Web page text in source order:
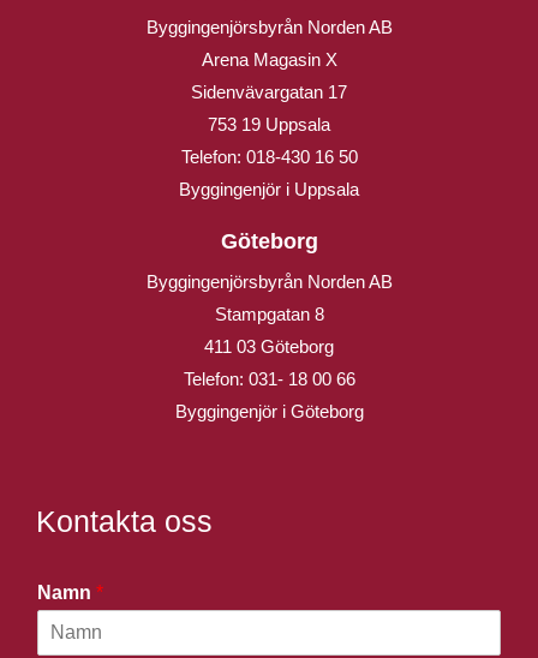
Byggingenjörsbyrån Norden AB
Arena Magasin X
Sidenvävargatan 17
753 19 Uppsala
Telefon: 018-430 16 50
Byggingenjör i Uppsala
Göteborg
Byggingenjörsbyrån Norden AB
Stampgatan 8
411 03 Göteborg
Telefon: 031- 18 00 66
Byggingenjör i Göteborg
Kontakta oss
Namn *